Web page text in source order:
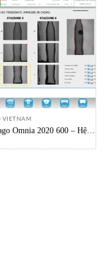
VIETNAM
Omnia 2020 600 – Hệ
chai